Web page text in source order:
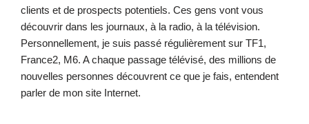
clients et de prospects potentiels. Ces gens vont vous
découvrir dans les journaux, à la radio, à la télévision.
Personnellement, je suis passé régulièrement sur TF1,
France2, M6. A chaque passage télévisé, des millions de
nouvelles personnes découvrent ce que je fais, entendent
parler de mon site Internet.